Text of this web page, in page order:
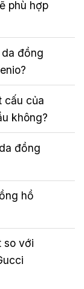
phù hợp
đồng
cấu của
không?
đồng
hồ
so với